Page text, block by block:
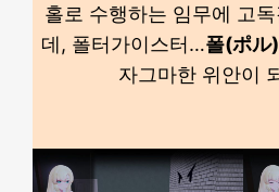
홀로 수행하는 임무에 고
데, 폴터가이스터…폴(ポル)
자그마한 위안이